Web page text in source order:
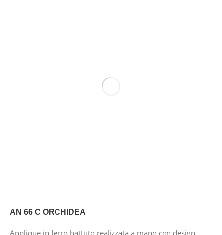
AN 66 C ORCHIDEA
Applique in ferro battuto realizzata a mano con design